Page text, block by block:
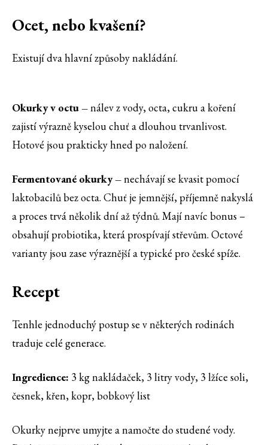
Ocet, nebo kvašení?
Existují dva hlavní způsoby nakládání.
Okurky v octu –nálev z vody, octa, cukru a koření
zajistí výrazně kyselou chuť a dlouhou trvanlivost.
Hotové jsou prakticky hned po naložení.
Fermentované okurky –nechávají se kvasit pomocí
laktobacilů bez octa. Chuť je jemnější, příjemně nakyslá
a proces trvá několik dní až týdnů. Mají navíc bonus –
obsahují probiotika, která prospívají střevům. Octové
varianty jsou zase výraznější a typické pro české spíže.
Recept
Tenhle jednoduchý postup se v některých rodinách
traduje celé generace.
Ingredience: 3 kg nakládaček, 3 litry vody, 3 lžíce soli,
česnek, křen, kopr, bobkový list
Okurky nejprve umyjte a namočte do studené vody.